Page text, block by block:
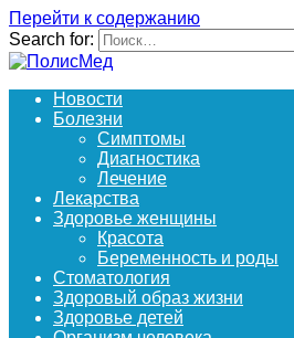
Перейти к содержанию
Search for:
Новости
Болезни
Симптомы
Диагностика
Лечение
Лекарства
Здоровье женщины
Красота
Беременность и роды
Стоматология
Здоровый образ жизни
Здоровье детей